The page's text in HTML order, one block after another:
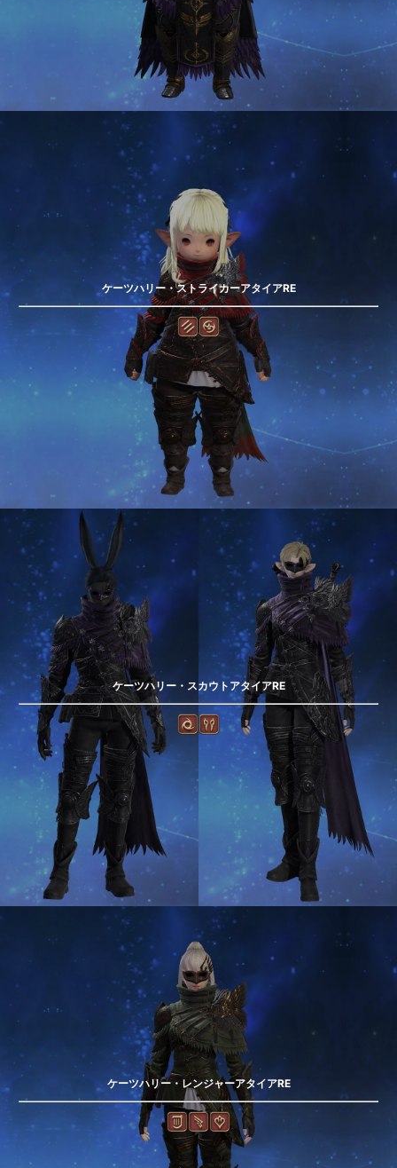
ケーツハリー・ストライカーアタイアRE
ケーツハリー・スカウトアタイアRE
ケーツハリー・レンジャーアタイアRE